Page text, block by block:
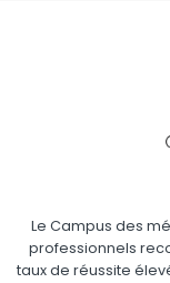
Le Campus des
professionnels
taux de réussite